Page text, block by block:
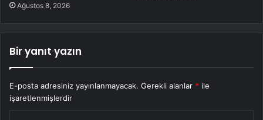
Ağustos 8, 2026
Bir yanıt yazın
E-posta adresiniz yayınlanmayacak. Gerekli alanlar * ile
işaretlenmişlerdir